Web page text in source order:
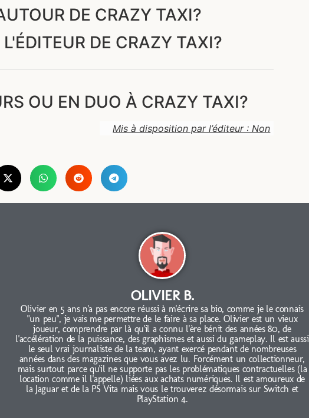
DE CRAZY TAXI?
DE CRAZY TAXI?
OU EN DUO À CRAZY TAXI?
Mis à disposition par l’éditeur : Non
OLIVIER B.
Olivier en 5 ans n'a pas encore réussi à m'écrire sa bio, comme je le connais
"un peu", je vais me permettre de le faire à sa place. Olivier est un vieux
joueur, comprendre par là qu'il a connu l'ère bénit des années 80, de
l'accélération de la puissance, des graphismes et aussi du gameplay. Il est aussi
le seul vrai journaliste de la team, ayant exercé pendant de nombreuses
années dans des magazines que vous avez lu. Forcément un collectionneur,
mais surtout parce qu'il ne supporte pas les problématiques contractuelles (la
location comme il l'appelle) liées aux achats numériques. Il est amoureux de
la Jaguar et de la PS Vita mais vous le trouverez désormais sur Switch et
PlayStation 4.